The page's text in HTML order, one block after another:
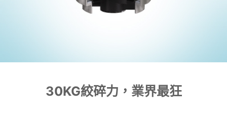
30KG絞碎力，業界最狂